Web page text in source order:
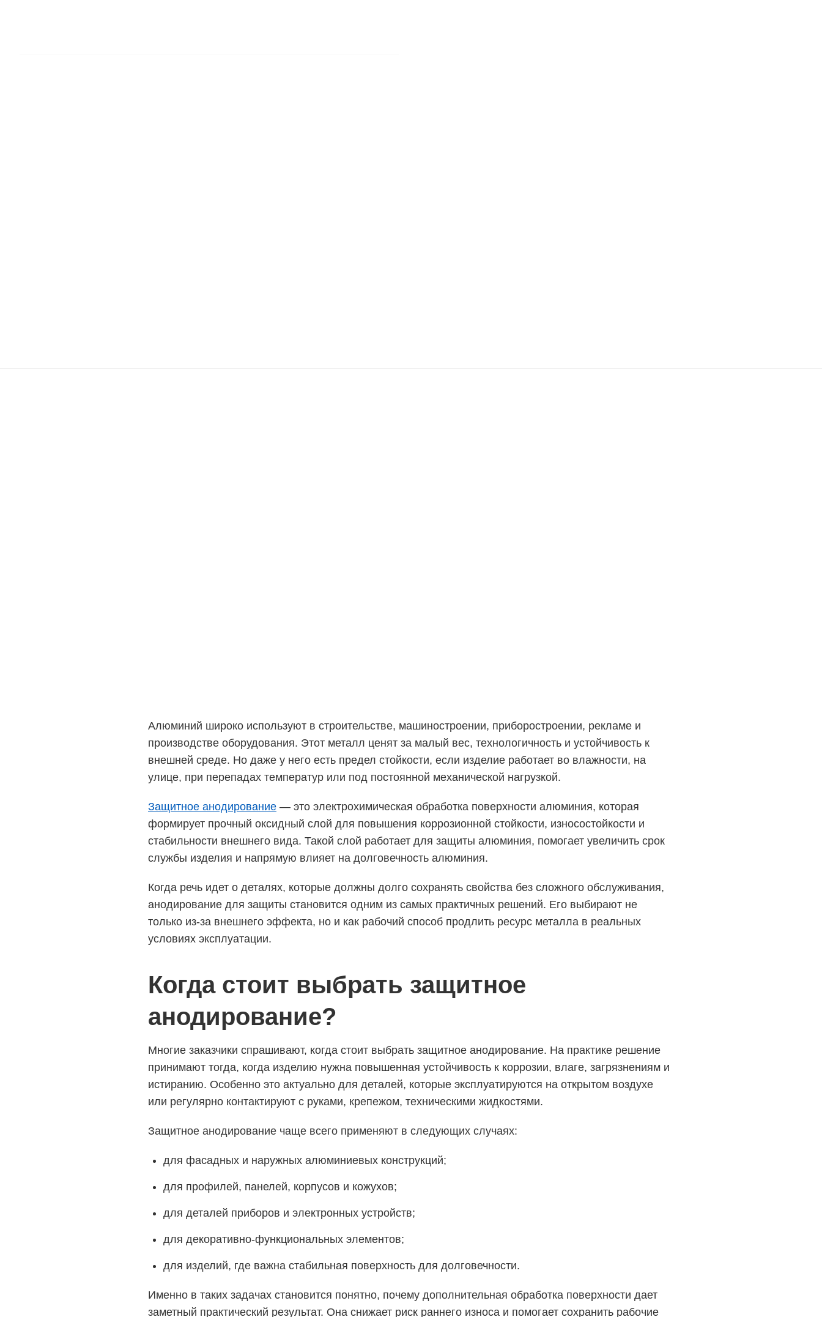
Алюминий широко используют в строительстве, машиностроении, приборостроении, рекламе и
производстве оборудования. Этот металл ценят за малый вес, технологичность и устойчивость к
внешней среде. Но даже у него есть предел стойкости, если изделие работает во влажности, на
улице, при перепадах температур или под постоянной механической нагрузкой.
Защитное анодирование — это электрохимическая обработка поверхности алюминия, которая
формирует прочный оксидный слой для повышения коррозионной стойкости, износостойкости и
стабильности внешнего вида. Такой слой работает для защиты алюминия, помогает увеличить срок
службы изделия и напрямую влияет на долговечность алюминия.
Когда речь идет о деталях, которые должны долго сохранять свойства без сложного обслуживания,
анодирование для защиты становится одним из самых практичных решений. Его выбирают не
только из-за внешнего эффекта, но и как рабочий способ продлить ресурс металла в реальных
условиях эксплуатации.
Когда стоит выбрать защитное
анодирование?
Многие заказчики спрашивают, когда стоит выбрать защитное анодирование. На практике решение
принимают тогда, когда изделию нужна повышенная устойчивость к коррозии, влаге, загрязнениям и
истиранию. Особенно это актуально для деталей, которые эксплуатируются на открытом воздухе
или регулярно контактируют с руками, крепежом, техническими жидкостями.
Защитное анодирование чаще всего применяют в следующих случаях:
для фасадных и наружных алюминиевых конструкций;
для профилей, панелей, корпусов и кожухов;
для деталей приборов и электронных устройств;
для декоративно-функциональных элементов;
для изделий, где важна стабильная поверхность для долговечности.
Именно в таких задачах становится понятно, почему дополнительная обработка поверхности дает
заметный практический результат. Она снижает риск раннего износа и помогает сохранить рабочие